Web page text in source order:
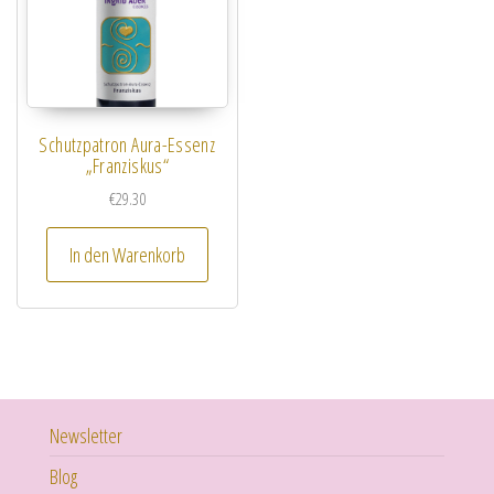
Schutzpatron Aura-Essenz
„Franziskus“
€29.30
In den Warenkorb
Newsletter
Blog